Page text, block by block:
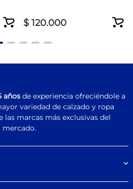
$ 120.000
añosde experiencia ofreciéndole a
variedad de calzado y ropa
las marcas más exclusivas del
mercado.